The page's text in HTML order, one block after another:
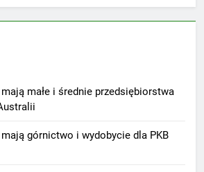
małe i średnie przedsiębiorstwa
górnictwo i wydobycie dla PKB